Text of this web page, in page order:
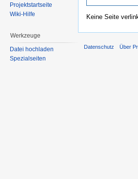
Keine Seite
Projektstartseite
Wiki-Hilfe
Werkzeuge
Datei hochladen
Spezialseiten
Datenschutz Über